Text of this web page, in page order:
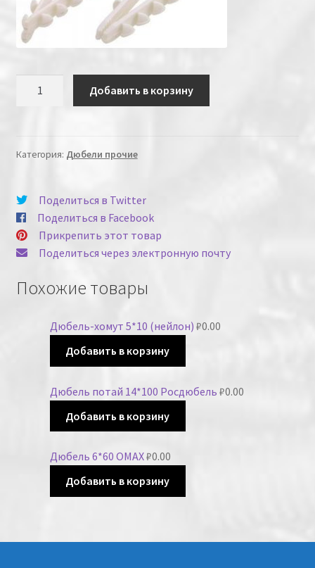
Добавить в корзину
Категория: Дюбели прочие
Поделиться в Twitter
Поделиться в Facebook
Прикрепить этот товар
Поделиться через электронную почту
Похожие товары
Дюбель-хомут 5*10 (нейлон) ₽0.00
Добавить в корзину
Дюбель потай 14*100 Росдюбель ₽0.00
Добавить в корзину
Дюбель 6*60 OMAX₽0.00
Добавить в корзину